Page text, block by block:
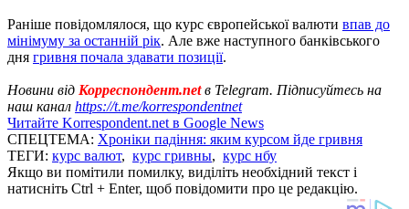
Раніше повідомлялося, що курс європейської валюти впав до
мінімуму за останній рік. Але вже наступного банківського
дня гривня почала здавати позиції.
Новини від Корреспондент.netв Telegram. Підписуйтесь на
наш канал https://t.me/korrespondentnet
Читайте Korrespondent.net в Google News
СПЕЦТЕМА: Хроніки падіння: яким курсом йде гривня
ТЕГИ: курс валют, курс гривны, курс нбу
Якщо ви помітили помилку, виділіть необхідний текст і
натисніть Ctrl + Enter, щоб повідомити про це редакцію.